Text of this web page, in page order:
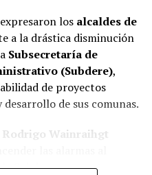
los alcaldes de
a la drástica disminución
Subsecretaría de
(Subdere),
de proyectos
de sus comunas.
Wainraihgt
Subdere no cuenta con